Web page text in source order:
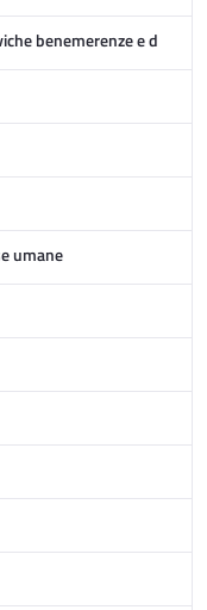
benemerenze e della
umane